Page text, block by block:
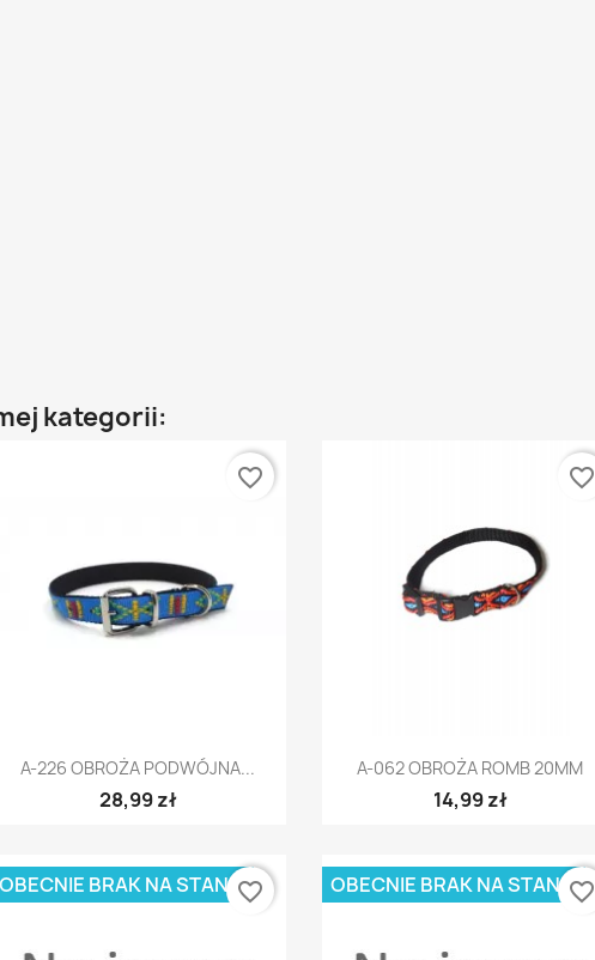
kategorii:
Szybki podgląd
A-226 OBROŻA PODWÓJNA...
28,99 zł
favorite_border
Szybki podgląd
A-062 OBROŻA ROMB 20MM
14,99 zł
favorite_border
OBECNIE BRAK NA STANIEfavorite_border OBECNIE BRAK NA STANIEfavorite_border